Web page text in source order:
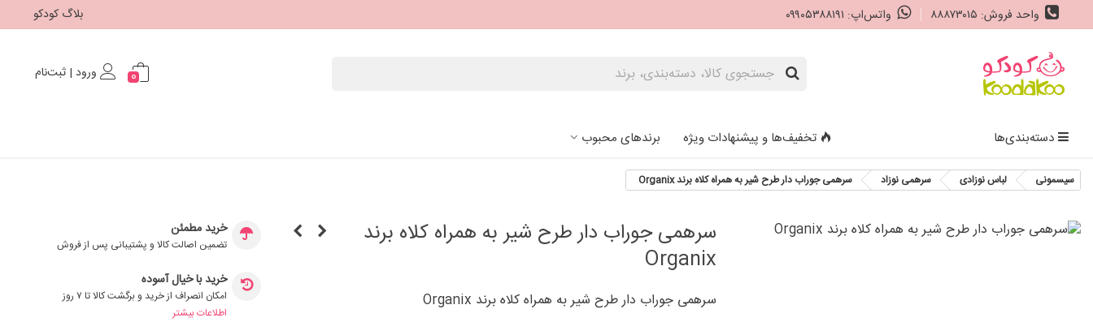
واحد فروش: ۸۸۸۷۳۰۱۵ واتس‌اپ: ۰۹۹۰۵۳۸۸۱۹۱ بلاگ کودکو
0 ورود | ثبت‌نام
دسته‌بندی‌ها تخفیف‌ها و پیشنهادات ویژه برندهای محبوب
سیسمونی لباس نوزادی سرهمی نوزاد سرهمی جوراب دار طرح شیر به همراه کلاه برند Organix
سرهمی جوراب دار طرح شیر به همراه کلاه برند
Organix
سرهمی جوراب دار طرح شیر به همراه کلاه برند Organix
خرید مطمئن
تضمین اصالت کالا و پشتیبانی پس از فروش
خرید با خیال آسوده
امکان انصراف از خرید و برگشت کالا تا ۷ روز
اطلاعات بیشتر